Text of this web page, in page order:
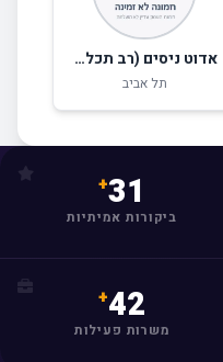
אדוט ניסים (רב תכליתי - מדבירים)
תל אביב
31
ביקורות אמיתיות
42
משרות פעילות